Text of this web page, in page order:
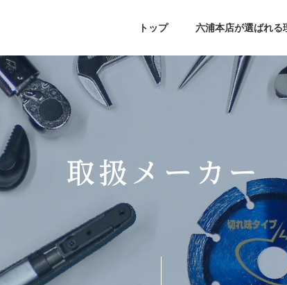
トップ 六浦本店が選ばれる